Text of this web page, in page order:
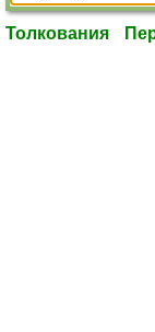
Толкования